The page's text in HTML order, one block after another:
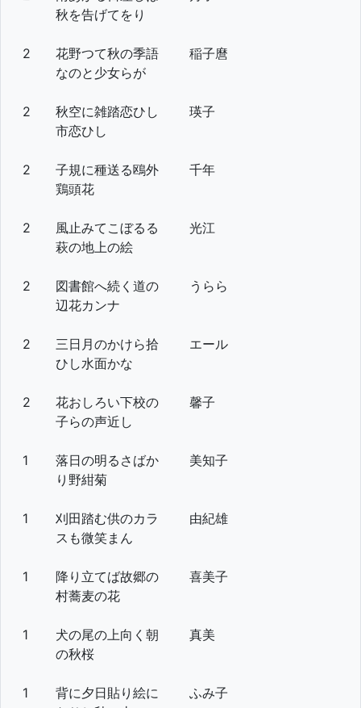
秋を告げてをり
2
花野つて秋の季語
なのと少女らが
稲子麿
2
秋空に雑踏恋ひし
市恋ひし
瑛子
2
子規に種送る鴎外
鶏頭花
千年
2
風止みてこぼるる
萩の地上の絵
光江
2
図書館へ続く道の
辺花カンナ
うらら
2
三日月のかけら拾
ひし水面かな
エール
2
花おしろい下校の
子らの声近し
馨子
1
落日の明るさばか
り野紺菊
美知子
1
刈田踏む供のカラ
スも微笑まん
由紀雄
1
降り立てば故郷の
村蕎麦の花
喜美子
1
犬の尾の上向く朝
の秋桜
真美
1
背に夕日貼り絵に
ふみ子